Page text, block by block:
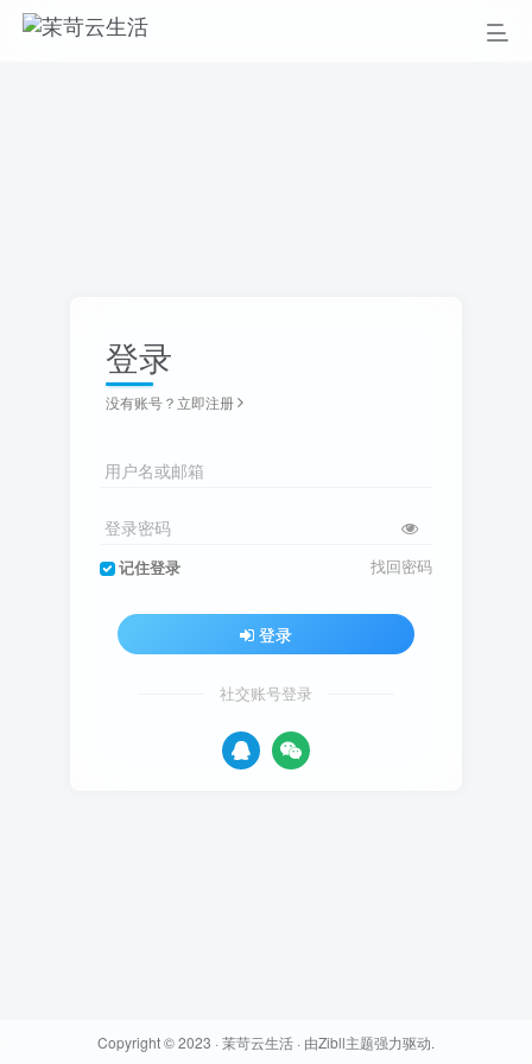
登录
没有账号？立即注册
用户名或邮箱
登录密码
记住登录 找回密码
登录
社交账号登录
Copyright © 2023 · 茉苛云生活 · 由Zibll主题强力驱动.